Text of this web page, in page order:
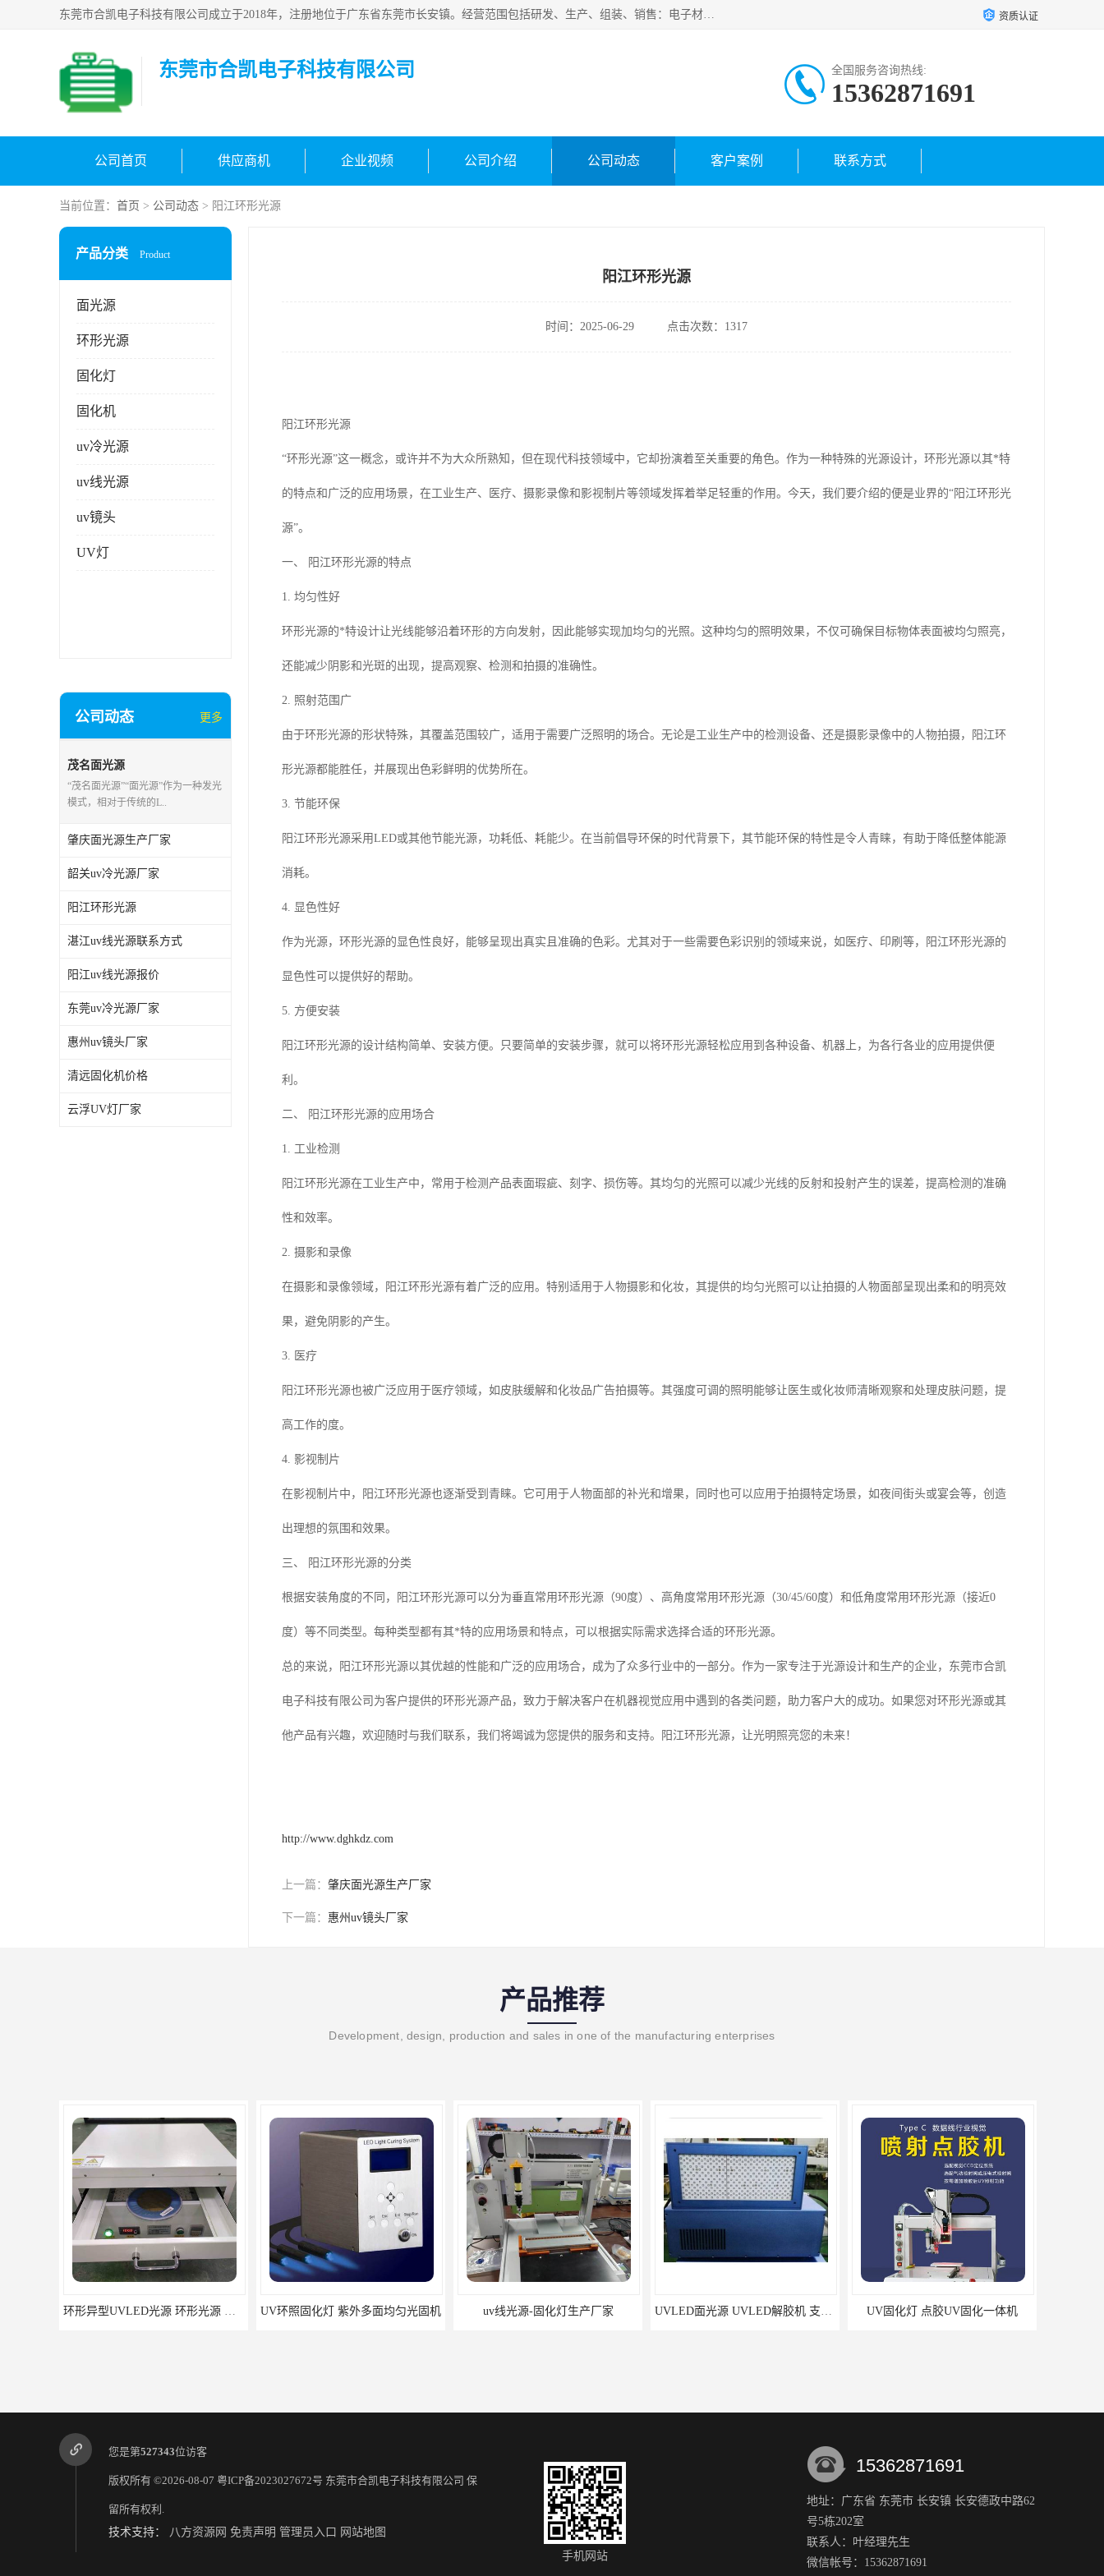
东莞市合凯电子科技有限公司成立于2018年，注册地位于广东省东莞市长安镇。经营范围包括研发、生产、组装、销售：电子材料、电子辅料、机器设备、自动化设备、光电设备、电子配件等，主要产品有：面光源、固化灯、固化机、冷光源uv、uv线光源、镜头uv。主营环形光源，条形光源等标准光源定制光源，其他!欢迎咨询! 资质认证
东莞市合凯电子科技有限公司 全国服务咨询热线:
15362871691
公司首页 供应商机 企业视频 公司介绍 公司动态 客户案例 联系方式
当前位置： 首页 > 公司动态 > 阳江环形光源
产品分类 Product
面光源
环形光源
固化灯
固化机
uv冷光源
uv线光源
uv镜头
UV灯
公司动态 更多
茂名面光源
“茂名面光源”“面光源”作为一种发光
模式，相对于传统的L..
肇庆面光源生产厂家
韶关uv冷光源厂家
阳江环形光源
湛江uv线光源联系方式
阳江uv线光源报价
东莞uv冷光源厂家
惠州uv镜头厂家
清远固化机价格
云浮UV灯厂家
阳江环形光源
时间：2025-06-29 点击次数：1317
阳江环形光源
“环形光源”这一概念，或许并不为大众所熟知，但在现代科技领域中，它却扮演着至关重要的角色。作为一种特殊的光源设计，环形光源以其*特
的特点和广泛的应用场景，在工业生产、医疗、摄影录像和影视制片等领域发挥着举足轻重的作用。今天，我们要介绍的便是业界的“阳江环形光
源”。
一、 阳江环形光源的特点
1. 均匀性好
环形光源的*特设计让光线能够沿着环形的方向发射，因此能够实现加均匀的光照。这种均匀的照明效果，不仅可确保目标物体表面被均匀照亮，
还能减少阴影和光斑的出现，提高观察、检测和拍摄的准确性。
2. 照射范围广
由于环形光源的形状特殊，其覆盖范围较广，适用于需要广泛照明的场合。无论是工业生产中的检测设备、还是摄影录像中的人物拍摄，阳江环
形光源都能胜任，并展现出色彩鲜明的优势所在。
3. 节能环保
阳江环形光源采用LED或其他节能光源，功耗低、耗能少。在当前倡导环保的时代背景下，其节能环保的特性是令人青睐，有助于降低整体能源
消耗。
4. 显色性好
作为光源，环形光源的显色性良好，能够呈现出真实且准确的色彩。尤其对于一些需要色彩识别的领域来说，如医疗、印刷等，阳江环形光源的
显色性可以提供好的帮助。
5. 方便安装
阳江环形光源的设计结构简单、安装方便。只要简单的安装步骤，就可以将环形光源轻松应用到各种设备、机器上，为各行各业的应用提供便
利。
二、 阳江环形光源的应用场合
1. 工业检测
阳江环形光源在工业生产中，常用于检测产品表面瑕疵、刻字、损伤等。其均匀的光照可以减少光线的反射和投射产生的误差，提高检测的准确
性和效率。
2. 摄影和录像
在摄影和录像领域，阳江环形光源有着广泛的应用。特别适用于人物摄影和化妆，其提供的均匀光照可以让拍摄的人物面部呈现出柔和的明亮效
果，避免阴影的产生。
3. 医疗
阳江环形光源也被广泛应用于医疗领域，如皮肤缓解和化妆品广告拍摄等。其强度可调的照明能够让医生或化妆师清晰观察和处理皮肤问题，提
高工作的度。
4. 影视制片
在影视制片中，阳江环形光源也逐渐受到青睐。它可用于人物面部的补光和增果，同时也可以应用于拍摄特定场景，如夜间街头或宴会等，创造
出理想的氛围和效果。
三、 阳江环形光源的分类
根据安装角度的不同，阳江环形光源可以分为垂直常用环形光源（90度）、高角度常用环形光源（30/45/60度）和低角度常用环形光源（接近0
度）等不同类型。每种类型都有其*特的应用场景和特点，可以根据实际需求选择合适的环形光源。
总的来说，阳江环形光源以其优越的性能和广泛的应用场合，成为了众多行业中的一部分。作为一家专注于光源设计和生产的企业，东莞市合凯
电子科技有限公司为客户提供的环形光源产品，致力于解决客户在机器视觉应用中遇到的各类问题，助力客户大的成功。如果您对环形光源或其
他产品有兴趣，欢迎随时与我们联系，我们将竭诚为您提供的服务和支持。阳江环形光源，让光明照亮您的未来！
http://www.dghkdz.com
上一篇： 肇庆面光源生产厂家
下一篇： 惠州uv镜头厂家
产品推荐
Development, design, production and sales in one of the manufacturing enterprises
环形异型UVLED光源 环形光源 厂家定制 UV环照固化灯 紫外多面均匀光固机 uv线光源-固化灯生产厂家 UVLED面光源 UVLED解胶机 支持定制 UV固化灯 点胶UV固化一体机
UV胶固化机 UV灯厂家 UV固化炉 多功能隧道式UVLED炉 流水线输送带固化机
您是第527343位访客
版权所有 ©2026-08-07 粤ICP备2023027672号 东莞市合凯电子科技有限公司 保
留所有权利.
技术支持： 八方资源网 免责声明 管理员入口 网站地图
手机网站
15362871691
地址：广东省 东莞市 长安镇 长安德政中路62
号5栋202室
联系人：叶经理先生
微信帐号：15362871691